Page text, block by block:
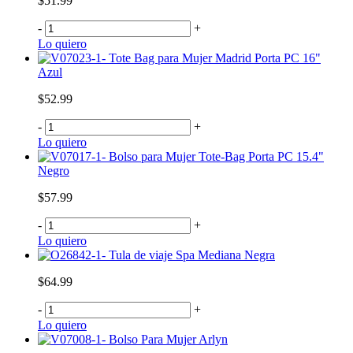
-
+
Lo quiero
Tote Bag para Mujer Madrid Porta PC 16"
Azul
$52.99
-
+
Lo quiero
Bolso para Mujer Tote-Bag Porta PC 15.4"
Negro
$57.99
-
+
Lo quiero
Tula de viaje Spa Mediana Negra
$64.99
-
+
Lo quiero
Bolso Para Mujer Arlyn